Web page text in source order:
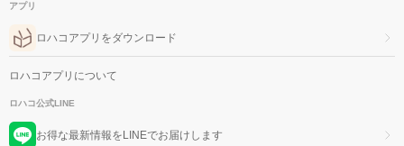
アプリ
ロハコアプリをダウンロード
ロハコアプリについて
ロハコ公式LINE
お得な最新情報をLINEでお届けします